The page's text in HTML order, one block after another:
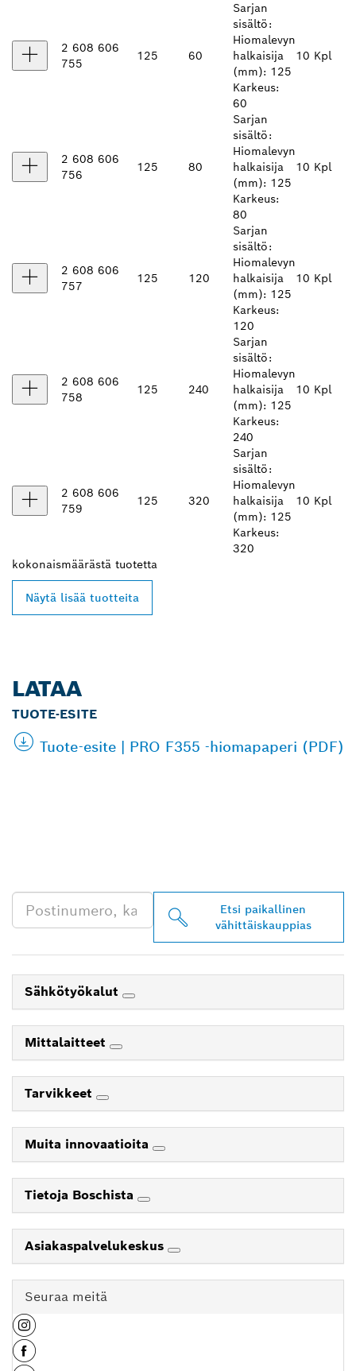
2 608 606
755
125 60
Sarjan
sisältö:
Hiomalevyn
halkaisija
(mm): 125
Karkeus:
60
10 Kpl
2 608 606
756
125 80
Sarjan
sisältö:
Hiomalevyn
halkaisija
(mm): 125
Karkeus:
80
10 Kpl
2 608 606
757
125 120
Sarjan
sisältö:
Hiomalevyn
halkaisija
(mm): 125
Karkeus:
120
10 Kpl
2 608 606
758
125 240
Sarjan
sisältö:
Hiomalevyn
halkaisija
(mm): 125
Karkeus:
240
10 Kpl
2 608 606
759
125 320
Sarjan
sisältö:
Hiomalevyn
halkaisija
(mm): 125
Karkeus:
320
10 Kpl
kokonaismäärästä tuotetta
Näytä lisää tuotteita
LATAA
TUOTE-ESITE
Tuote-esite | PRO F355 -hiomapaperi (PDF)
Etsi paikallinen
vähittäiskauppias
Sähkötyökalut
Mittalaitteet
Tarvikkeet
Muita innovaatioita
Tietoja Boschista
Asiakaspalvelukeskus
Seuraa meitä